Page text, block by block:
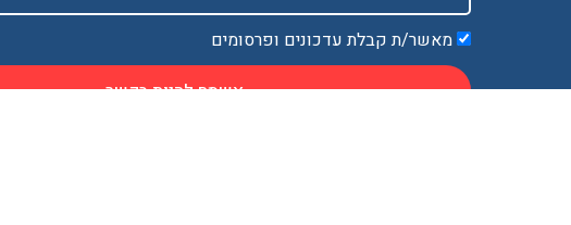
מאשר/ת קבלת עדכונים ופרסומים
אשמח להיות בקשר